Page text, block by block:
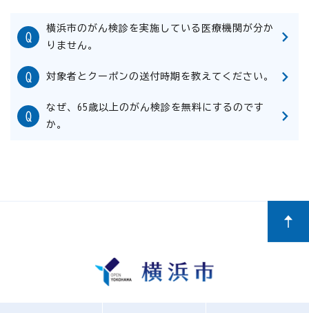
横浜市のがん検診を実施している医療機関が分か
りません。
対象者とクーポンの送付時期を教えてください。
なぜ、65歳以上のがん検診を無料にするのです
か。